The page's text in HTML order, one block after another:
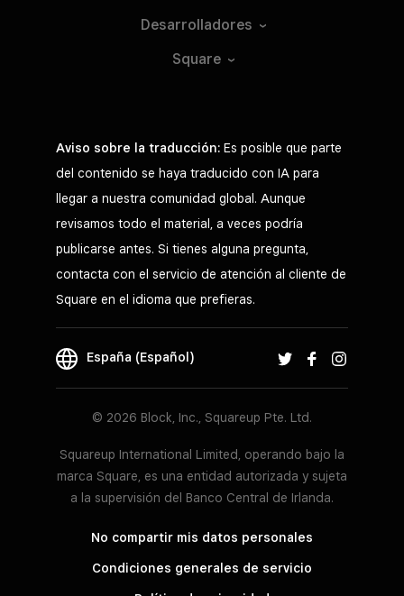
Desarrolladores
Square
Aviso sobre la traducción: Es posible que parte
del contenido se haya traducido con IA para
llegar a nuestra comunidad global. Aunque
revisamos todo el material, a veces podría
publicarse antes. Si tienes alguna pregunta,
contacta con el servicio de atención al cliente de
Square en el idioma que prefieras.
España (Español)
© 2026 Block, Inc., Squareup Pte. Ltd.
Squareup International Limited, operando bajo la
marca Square, es una entidad autorizada y sujeta
a la supervisión del Banco Central de Irlanda.
No compartir mis datos personales
Condiciones generales de servicio